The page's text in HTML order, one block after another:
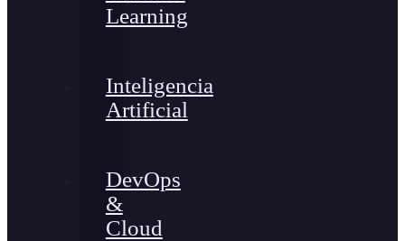
Learning
Inteligencia
Artificial
DevOps
&
Cloud